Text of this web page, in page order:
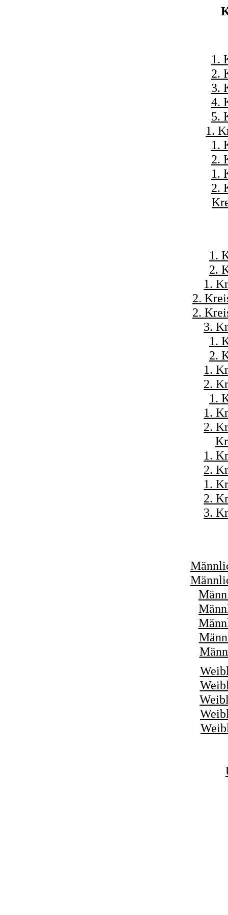
1.
2.
3.
4.
5.
1.
1.
2.
1.
2.
1.
2.
1.
2.
2.
3.
1.
2.
1.
2.
1.
1.
2.
1.
2.
1.
2.
3.